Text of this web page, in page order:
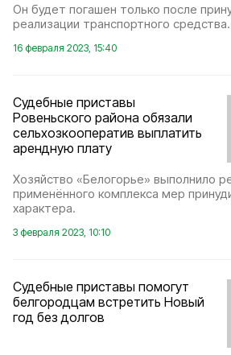
Он будет погашен только после
реализации транспортного средства.
16 февраля 2023, 15:40
Судебные приставы
Ровеньского района обязали
сельхозкооператив выплатить
арендную плату
Хозяйство «Белогорье» выполнило
применённого комплекса мер
характера.
3 февраля 2023, 10:10
Судебные приставы помогут
белгородцам встретить Новый
год без долгов